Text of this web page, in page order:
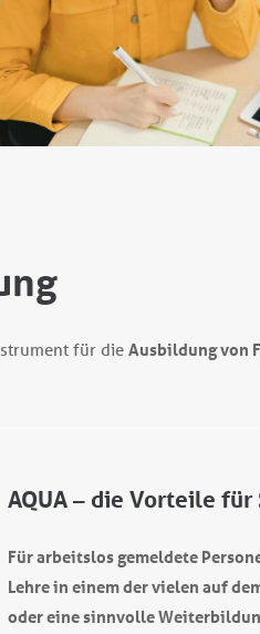
für dieAusbildung von
AQUA – die Vorteile
Für arbeitslos gemeldete
Lehre in einem der vielen auf
oder eine sinnvolle